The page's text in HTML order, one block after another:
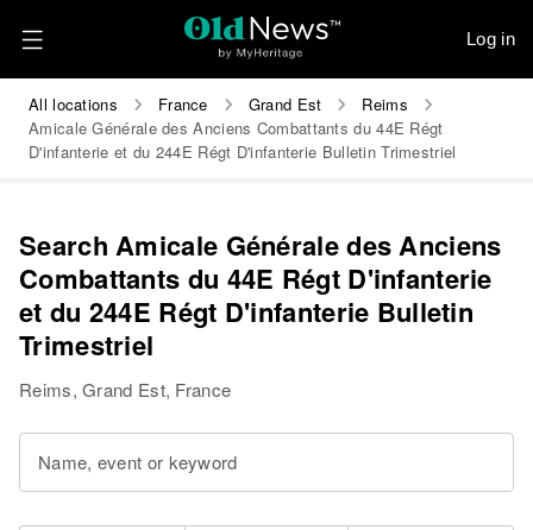
Log in
All locations France Grand Est
Reims
Amicale Générale des Anciens Combattants du 44E Régt
D'infanterie et du 244E Régt D'infanterie Bulletin Trimestriel
Search Amicale Générale des Anciens
Combattants du 44E Régt D'infanterie
et du 244E Régt D'infanterie Bulletin
Trimestriel
Reims, Grand Est, France
Name, event or keyword